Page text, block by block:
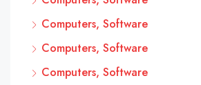
Computers, Software
Computers, Software
Computers, Software